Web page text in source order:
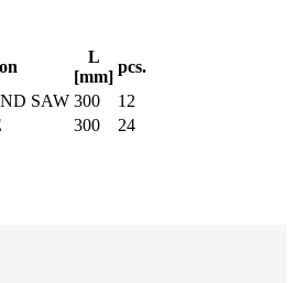
L
[mm]
pcs.
SAW 300
12
300
24